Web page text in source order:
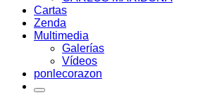
Cartas
Zenda
Multimedia
Galerías
Vídeos
ponlecorazon